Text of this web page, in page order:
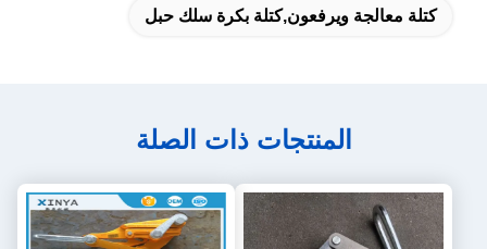
كتلة معالجة ويرفعون,كتلة بكرة سلك حبل
المنتجات ذات الصلة